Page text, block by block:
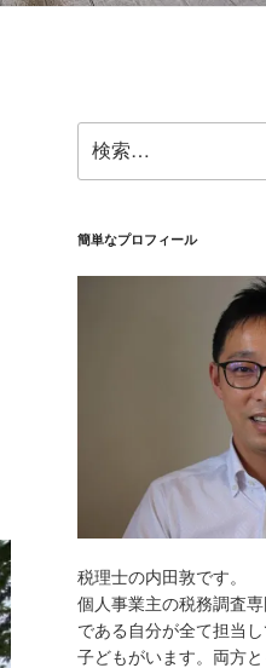
索:
簡単なプロフィール
税理士の内田敦です。
個人事業主の税務調査
である自分が全て担当
子どもがいます。両方と